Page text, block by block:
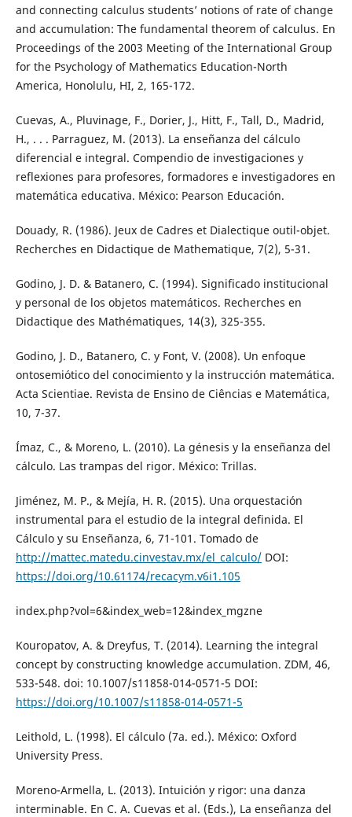
and connecting calculus students’ notions of rate of change
and accumulation: The fundamental theorem of calculus. En
Proceedings of the 2003 Meeting of the International Group
for the Psychology of Mathematics Education-North
America, Honolulu, HI, 2, 165-172.
Cuevas, A., Pluvinage, F., Dorier, J., Hitt, F., Tall, D., Madrid,
H., . . . Parraguez, M. (2013). La enseñanza del cálculo
diferencial e integral. Compendio de investigaciones y
reflexiones para profesores, formadores e investigadores en
matemática educativa. México: Pearson Educación.
Douady, R. (1986). Jeux de Cadres et Dialectique outil-objet.
Recherches en Didactique de Mathematique, 7(2), 5-31.
Godino, J. D. & Batanero, C. (1994). Significado institucional
y personal de los objetos matemáticos. Recherches en
Didactique des Mathématiques, 14(3), 325-355.
Godino, J. D., Batanero, C. y Font, V. (2008). Un enfoque
ontosemiótico del conocimiento y la instrucción matemática.
Acta Scientiae. Revista de Ensino de Ciências e Matemática,
10, 7-37.
Ímaz, C., & Moreno, L. (2010). La génesis y la enseñanza del
cálculo. Las trampas del rigor. México: Trillas.
Jiménez, M. P., & Mejía, H. R. (2015). Una orquestación
instrumental para el estudio de la integral definida. El
Cálculo y su Enseñanza, 6, 71-101. Tomado de
http://mattec.matedu.cinvestav.mx/el_calculo/DOI:
https://doi.org/10.61174/recacym.v6i1.105
index.php?vol=6&index_web=12&index_mgzne
Kouropatov, A. & Dreyfus, T. (2014). Learning the integral
concept by constructing knowledge accumulation. ZDM, 46,
533-548. doi: 10.1007/s11858-014-0571-5 DOI:
https://doi.org/10.1007/s11858-014-0571-5
Leithold, L. (1998). El cálculo (7a. ed.). México: Oxford
University Press.
Moreno-Armella, L. (2013). Intuición y rigor: una danza
interminable. En C. A. Cuevas et al. (Eds.), La enseñanza del